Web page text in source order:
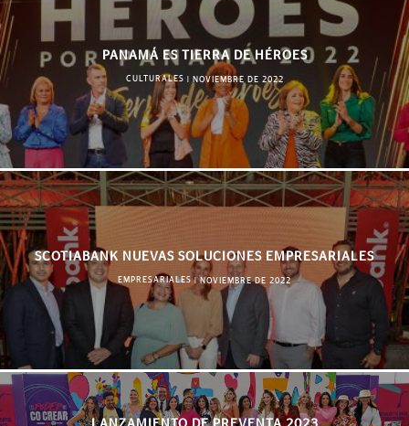
PANAMÁ ES TIERRA DE HÉROES
CULTURALES NOVIEMBRE DE 2022
SCOTIABANK NUEVAS SOLUCIONES EMPRESARIALES
EMPRESARIALES|NOVIEMBRE DE 2022
LANZAMIENTO DE PREVENTA 2023